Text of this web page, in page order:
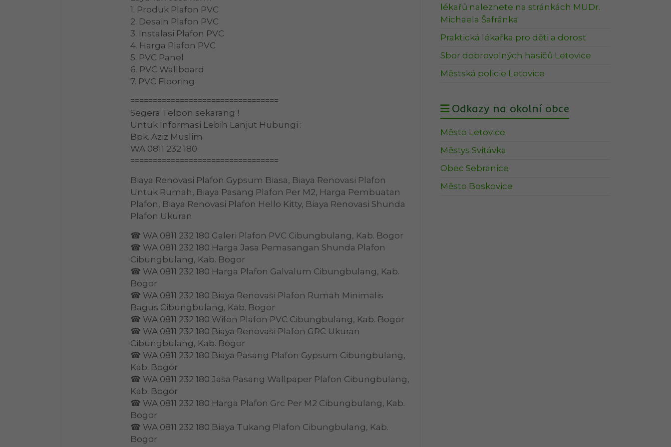
1. Produk Plafon PVC
2. Desain Plafon PVC
3. Instalasi Plafon PVC
4. Harga Plafon PVC
5. PVC Panel
6. PVC Wallboard
7. PVC Flooring
=================================
Segera Telpon sekarang !
Untuk Informasi Lebih Lanjut Hubungi :
Bpk. Aziz Muslim
WA 0811 232 180
=================================
Biaya Renovasi Plafon Gypsum Biasa, Biaya Renovasi Plafon
Untuk Rumah, Biaya Pasang Plafon Per M2, Harga Pembuatan
Plafon, Biaya Renovasi Plafon Hello Kitty, Biaya Renovasi Shunda
Plafon Ukuran
☎ WA 0811 232 180 Galeri Plafon PVC Cibungbulang, Kab. Bogor
☎ WA 0811 232 180 Harga Jasa Pemasangan Shunda Plafon
Cibungbulang, Kab. Bogor
☎ WA 0811 232 180 Harga Plafon Galvalum Cibungbulang, Kab.
Bogor
☎ WA 0811 232 180 Biaya Renovasi Plafon Rumah Minimalis
Bagus Cibungbulang, Kab. Bogor
☎ WA 0811 232 180 Wifon Plafon PVC Cibungbulang, Kab. Bogor
☎ WA 0811 232 180 Biaya Renovasi Plafon GRC Ukuran
Cibungbulang, Kab. Bogor
☎ WA 0811 232 180 Biaya Pasang Plafon Gypsum Cibungbulang,
Kab. Bogor
☎ WA 0811 232 180 Jasa Pasang Wallpaper Plafon Cibungbulang,
Kab. Bogor
☎ WA 0811 232 180 Harga Plafon Grc Per M2 Cibungbulang, Kab.
Bogor
☎ WA 0811 232 180 Biaya Tukang Plafon Cibungbulang, Kab.
Bogor
lékařů naleznete na stránkách MUDr.
Michaela Šafránka
Praktická lékařka pro děti a dorost
Sbor dobrovolných hasičů Letovice
Městská policie Letovice
Odkazy na okolní obce
Město Letovice
Městys Svitávka
Obec Sebranice
Město Boskovice